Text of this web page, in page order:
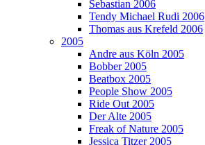
Sebastian 2006
Tendy Michael Rudi 2006
Thomas aus Krefeld 2006
2005
Andre aus Köln 2005
Bobber 2005
Beatbox 2005
People Show 2005
Ride Out 2005
Der Alte 2005
Freak of Nature 2005
Jessica Titzer 2005